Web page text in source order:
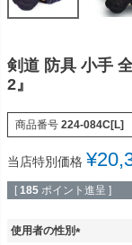
剣道 防具 小手
2』
商品番号 224-084C[L]
当店特別価格 ¥
[ 185 ポイント進呈 ]
使用者の性別